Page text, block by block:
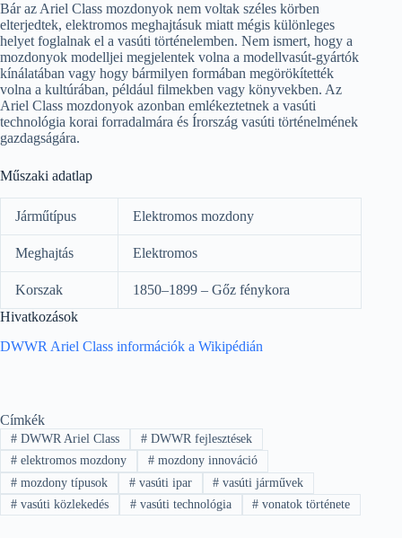
Bár az Ariel Class mozdonyok nem voltak széles körben
elterjedtek, elektromos meghajtásuk miatt mégis különleges
helyet foglalnak el a vasúti történelemben. Nem ismert, hogy a
mozdonyok modelljei megjelentek volna a modellvasút-gyártók
kínálatában vagy hogy bármilyen formában megörökítették
volna a kultúrában, például filmekben vagy könyvekben. Az
Ariel Class mozdonyok azonban emlékeztetnek a vasúti
technológia korai forradalmára és Írország vasúti történelmének
gazdagságára.
Műszaki adatlap
Járműtípus Elektromos mozdony
Meghajtás Elektromos
Korszak
1850–1899 – Gőz fénykora
Hivatkozások
DWWR Ariel Class információk a Wikipédián
Címkék
#DWWR Ariel Class #DWWR fejlesztések
#elektromos mozdony #mozdony innováció
#mozdony típusok #vasúti ipar # vasúti járművek
#vasúti közlekedés #vasúti technológia # vonatok története